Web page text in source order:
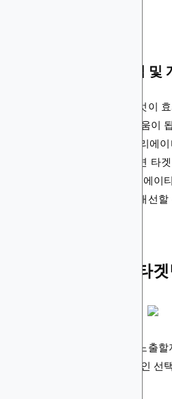
7단계: 학습 내용 분석 및
캠페인 결과를 분석하면 무엇이
지 않았는지 파악하는 데 도움이
3가지 레버는 타겟 고객, 크리에
러한 학습 내용을 문서화하면 타
타겟 고객 광고 타겟팅, 크리에이
디스플레이 광고 캠페인을 개선
디스플레이 광고 타
광고주가 누구에게 광고를 노출
여러 방법이 있으며, 일반적인 선